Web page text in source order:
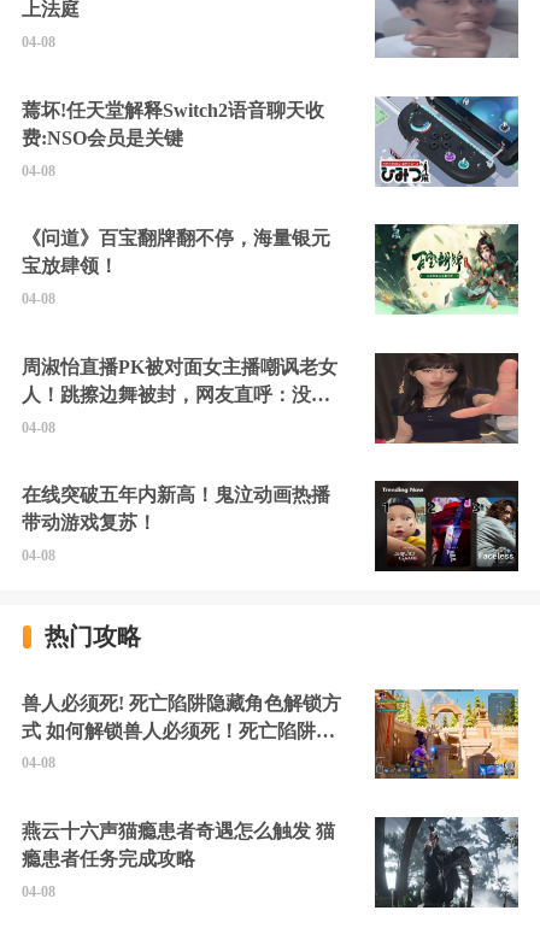
上法庭
04-08
蔫坏!任天堂解释Switch2语音聊天收
费:NSO会员是关键
04-08
《问道》百宝翻牌翻不停，海量银元
宝放肆领！
04-08
周淑怡直播PK被对面女主播嘲讽老女
人！跳擦边舞被封，网友直呼：没边
硬擦封的好！
04-08
在线突破五年内新高！鬼泣动画热播
带动游戏复苏！
04-08
热门攻略
兽人必须死! 死亡陷阱隐藏角色解锁方
式 如何解锁兽人必须死！死亡陷阱中
的隐藏角色
04-08
燕云十六声猫瘾患者奇遇怎么触发 猫
瘾患者任务完成攻略
04-08